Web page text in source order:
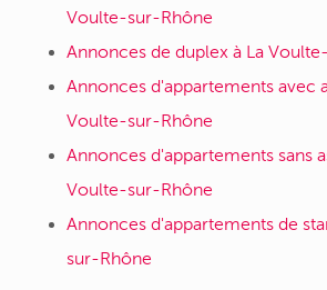
Voulte-sur-Rhône
Annonces de duplex à La
Annonces d'appartements avec
Voulte-sur-Rhône
Annonces d'appartements sans
Voulte-sur-Rhône
Annonces d'appartements de
sur-Rhône